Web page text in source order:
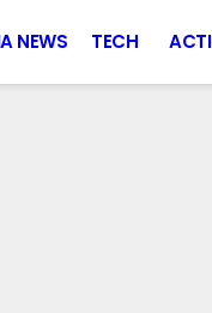
IA NEWS TECH